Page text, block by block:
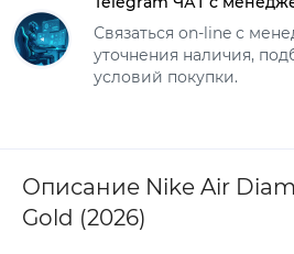
Связаться on-line с
уточнения наличия,
условий покупки.
Описание Nike Air
Gold (2026)